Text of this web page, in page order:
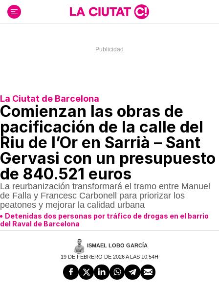
contenido
La Ciutat de Barcelona
Comienzan las obras de
pacificación de la calle del
Riu de l’Or en Sarrià – Sant
Gervasi con un presupuesto
de 840.521 euros
La reurbanización transformará el tramo entre Manuel
de Falla y Francesc Carbonell para priorizar los
peatones y mejorar la calidad urbana
Detenidas dos personas por tráfico de drogas en el barrio
del Raval de Barcelona
ISMAEL LOBO GARCÍA
19 DE FEBRERO DE 2026 A LAS 10:54H